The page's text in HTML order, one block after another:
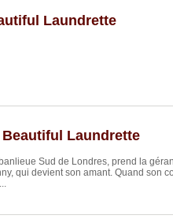
Laundrette
Laundrette
Sud de Londres, prend la
qui devient son amant. Quand son